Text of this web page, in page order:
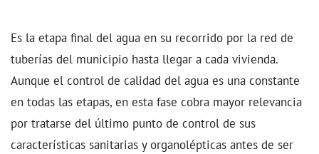
Es la etapa final del agua en su recorrido por la red de
tuberías del municipio hasta llegar a cada vivienda.
Aunque el control de calidad del agua es una constante
en todas las etapas, en esta fase cobra mayor relevancia
por tratarse del último punto de control de sus
características sanitarias y organolépticas antes de ser